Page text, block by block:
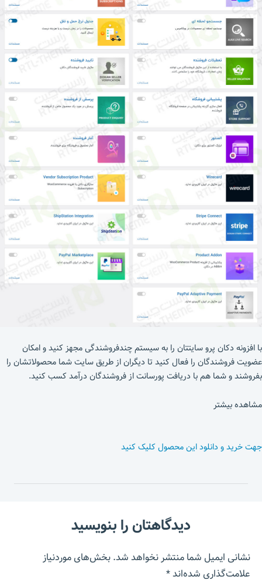
با افزونه دکان پرو سایتتان را به سیستم چندفروشندگی مجهز کنید و امکان
عضویت فروشندگان را فعال کنید تا دیگران از طریق سایت شما محصولاتشان را
بفروشند و شما هم با دریافت پورسانت از فروشندگان درآمد کسب کنید.
مشاهده بیشتر
جهت خرید و دانلود این محصول کلیک کنید
دیدگاهتان را بنویسید
نشانی ایمیل شما منتشر نخواهد شد.بخش‌های موردنیاز
علامت‌گذاری شده‌اند*